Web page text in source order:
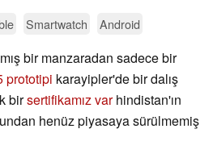
Smartwatch Android
bir manzaradan sadece bir
prototipi karayipler'de bir dalış
birsertifikamız varhindistan'ın
henüz piyasaya sürülmemiş